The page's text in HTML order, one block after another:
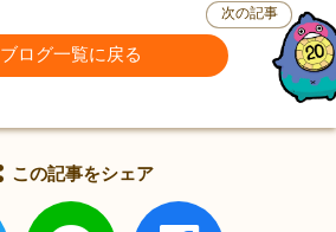
ブログ一覧に戻る
次の記事
この記事をシェア